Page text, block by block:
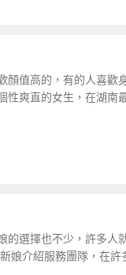
顏值高的，有的人喜歡
性爽直的女生，在湖南
的選擇也不少，許多人
娘介紹服務團隊，在許